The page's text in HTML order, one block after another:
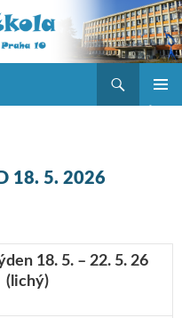
18. 5. 2026
18. 5. – 22. 5. 26
(lichý)